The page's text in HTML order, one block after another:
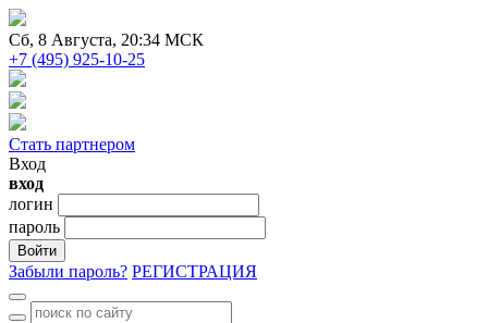
Сб, 8 Августа, 20:34 МСК
+7 (495) 925-10-25
Стать партнером
Вход
вход
логин
пароль
Войти
Забыли пароль? РЕГИСТРАЦИЯ